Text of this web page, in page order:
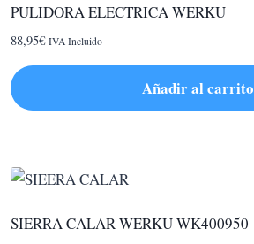
PULIDORA ELECTRICA WERKU
88,95€ IVA Incluido
Añadir al carrito
SIERRA CALAR WERKU WK400950